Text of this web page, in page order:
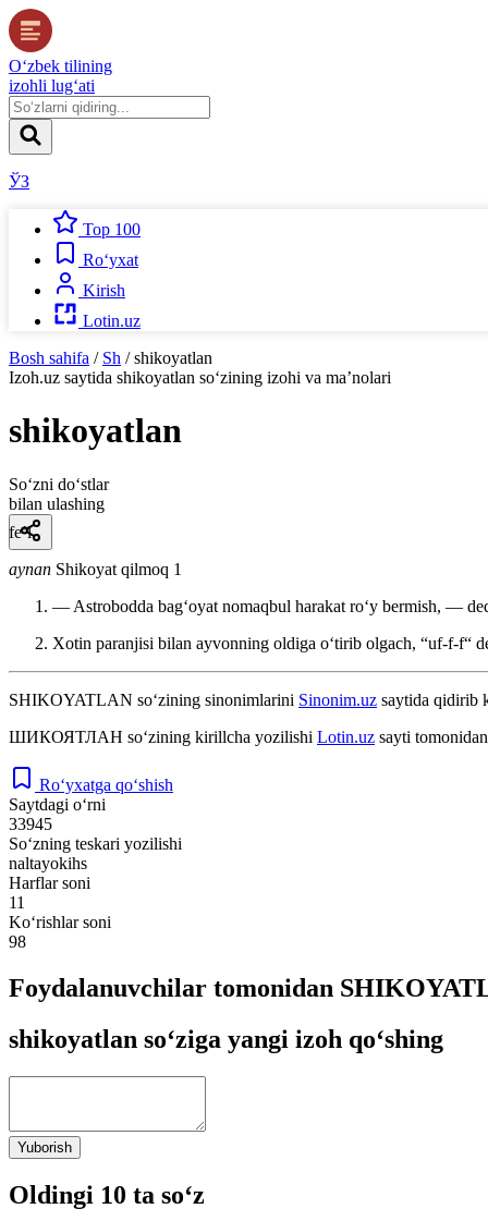
O‘zbek tilining
izohli lug‘ati
ЎЗ
Top 100
Ro‘yxat
Kirish
Lotin.uz
Bosh sahifa / Sh / shikoyatlan
Izoh.uz saytida shikoyatlan so‘zining izohi va ma’nolari
shikoyatlan
So‘zni do‘stlar
bilan ulashing
fe’l
aynan Shikoyat qilmoq 1
— Astrobodda bagʻoyat nomaqbul harakat roʻy bermish, —
Xotin paranjisi bilan ayvonning oldiga oʻtirib olgach, “uf-f-f“
SHIKOYATLAN so‘zining sinonimlarini Sinonim.uz saytida qidirib
ШИКОЯТЛАН so‘zining kirillcha yozilishi Lotin.uz sayti
Ro‘yxatga qo‘shish
Saytdagi o‘rni
33945
So‘zning teskari yozilishi
naltayokihs
Harflar soni
11
Ko‘rishlar soni
98
Foydalanuvchilar tomonidan
shikoyatlan so‘ziga yangi izoh qo‘shing
Yuborish
Oldingi 10 ta so‘z